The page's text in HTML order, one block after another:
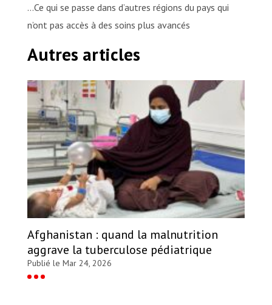
…Ce qui se passe dans d’autres régions du pays qui
n’ont pas accès à des soins plus avancés
Autres articles
Afghanistan : quand la malnutrition
aggrave la tuberculose pédiatrique
Publié le Mar 24, 2026